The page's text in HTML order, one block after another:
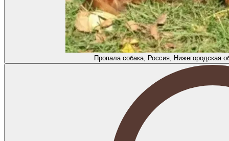
Пропала собака, Россия, Нижегородская